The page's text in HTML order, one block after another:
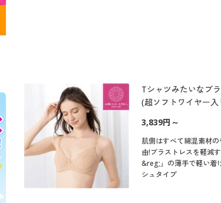
Tシャツみたいなブ
(超ソフトワイヤー
3,839円～
肌側はすべて綿混素材
由!ブラストレスを軽減
&reg;」の薄手で軽い着
シュタイプ